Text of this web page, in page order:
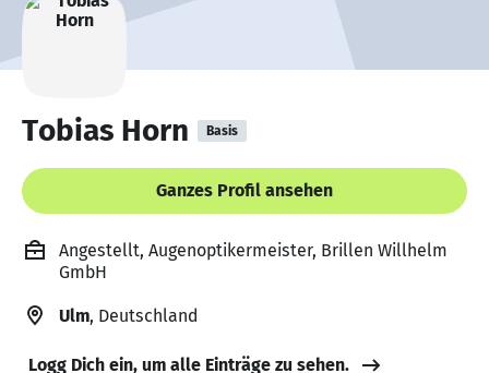
Tobias Horn Basis
Ganzes Profil ansehen
Angestellt, Augenoptikermeister, Brillen Willhelm
GmbH
Ulm, Deutschland
Logg Dich ein, um alle Einträge zu sehen.